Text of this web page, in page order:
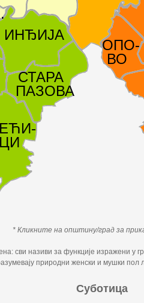
* Кликните на општину/град за
сви називи за функције изражени у
природни женски и мушки пол
Суботица